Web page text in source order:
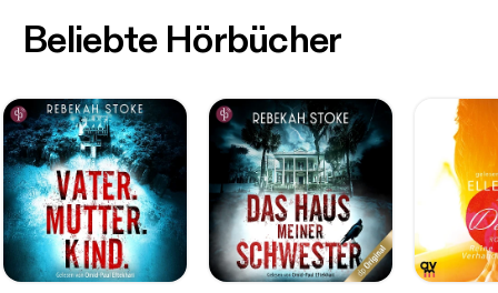
Beliebte Hörbücher